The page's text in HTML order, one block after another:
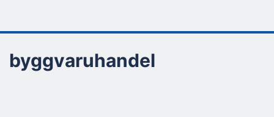
byggvaruhandel